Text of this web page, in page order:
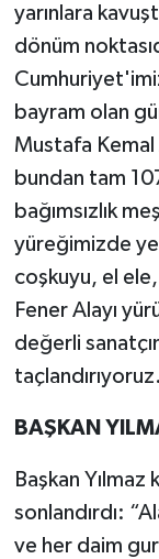
yarınlara
dönüm
bayram olan
Mustafa Kemal
bundan tam
bağımsızlık
yüreğimizde
coşkuyu, el
Fener Alayı
değerli
BAŞKAN
Başkan Yılmaz
sonlandırdı:
ve her daim